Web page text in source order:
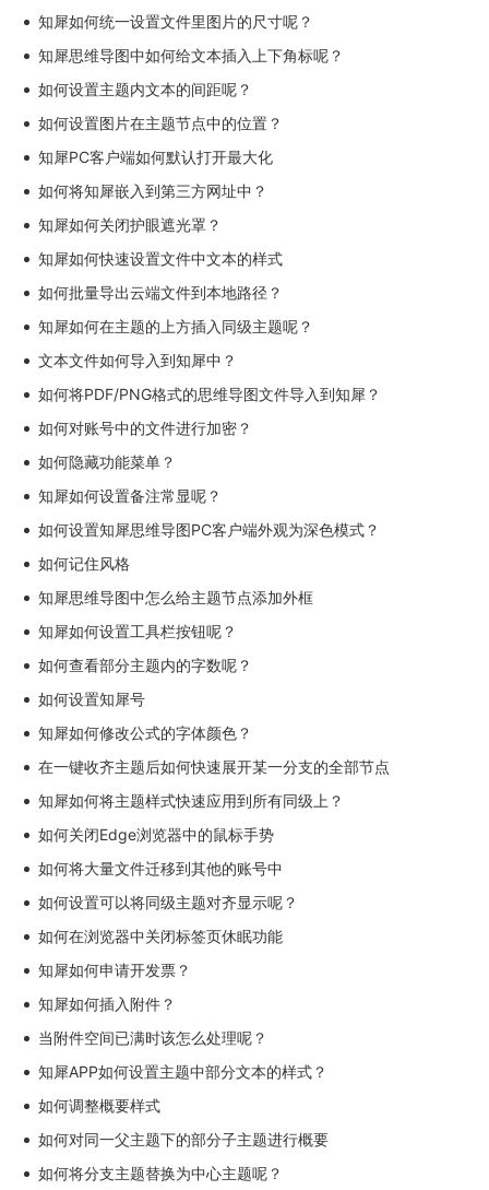
知犀如何统一设置文件里图片的尺寸呢？
知犀思维导图中如何给文本插入上下角标呢？
如何设置主题内文本的间距呢？
如何设置图片在主题节点中的位置？
知犀PC客户端如何默认打开最大化
如何将知犀嵌入到第三方网址中？
知犀如何关闭护眼遮光罩？
知犀如何快速设置文件中文本的样式
如何批量导出云端文件到本地路径？
知犀如何在主题的上方插入同级主题呢？
文本文件如何导入到知犀中？
如何将PDF/PNG格式的思维导图文件导入到知犀？
如何对账号中的文件进行加密？
如何隐藏功能菜单？
知犀如何设置备注常显呢？
如何设置知犀思维导图PC客户端外观为深色模式？
如何记住风格
知犀思维导图中怎么给主题节点添加外框
知犀如何设置工具栏按钮呢？
如何查看部分主题内的字数呢？
如何设置知犀号
知犀如何修改公式的字体颜色？
在一键收齐主题后如何快速展开某一分支的全部节点
知犀如何将主题样式快速应用到所有同级上？
如何关闭Edge浏览器中的鼠标手势
如何将大量文件迁移到其他的账号中
如何设置可以将同级主题对齐显示呢？
如何在浏览器中关闭标签页休眠功能
知犀如何申请开发票？
知犀如何插入附件？
当附件空间已满时该怎么处理呢？
知犀APP如何设置主题中部分文本的样式？
如何调整概要样式
如何对同一父主题下的部分子主题进行概要
如何将分支主题替换为中心主题呢？